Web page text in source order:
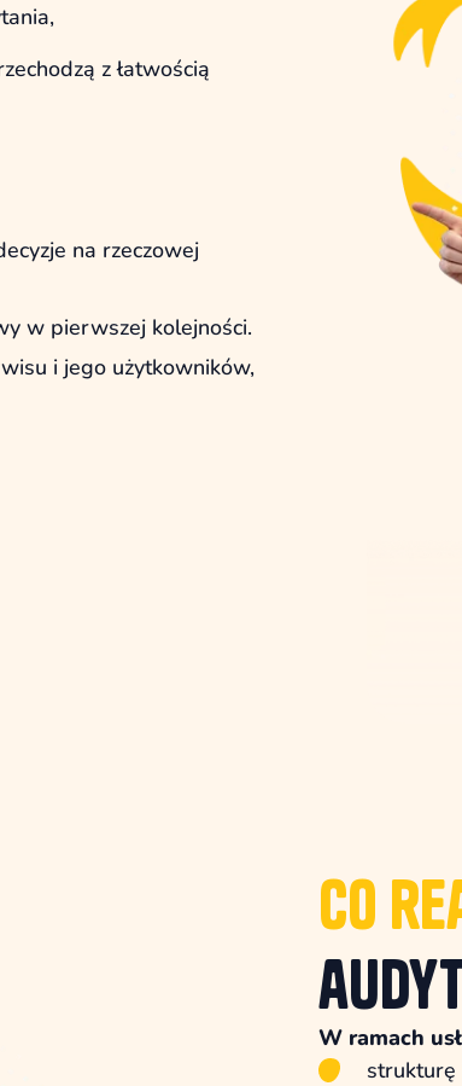
z łatwością
na rzeczowej
w pierwszej kolejności.
i jego użytkowników,
Co
W ramach
strukturę